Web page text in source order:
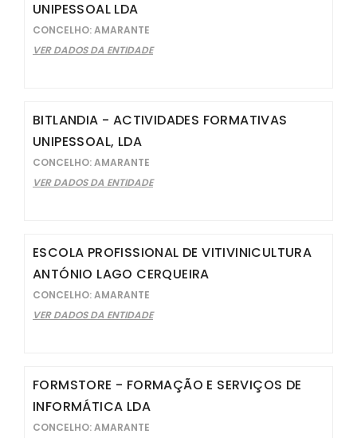
UNIPESSOAL LDA
CONCELHO: AMARANTE
VER DADOS DA ENTIDADE
BITLANDIA - ACTIVIDADES FORMATIVAS
UNIPESSOAL, LDA
CONCELHO: AMARANTE
VER DADOS DA ENTIDADE
ESCOLA PROFISSIONAL DE VITIVINICULTURA
ANTÓNIO LAGO CERQUEIRA
CONCELHO: AMARANTE
VER DADOS DA ENTIDADE
FORMSTORE - FORMAÇÃO E SERVIÇOS DE
INFORMÁTICA LDA
CONCELHO: AMARANTE